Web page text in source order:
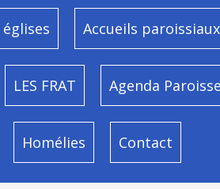
églises Accueils
LES FRAT Agenda
Homélies Contact